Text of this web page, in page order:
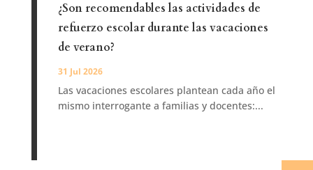
¿Son recomendables las actividades de
refuerzo escolar durante las vacaciones
de verano?
31 Jul 2026
Las vacaciones escolares plantean cada año el
mismo interrogante a familias y docentes:...